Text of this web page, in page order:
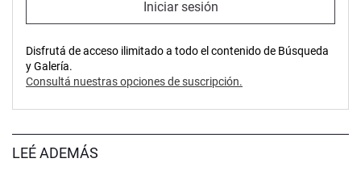
Iniciar sesión
Disfrutá de acceso ilimitado a todo el contenido de Búsqueda
y Galería.
Consultá nuestras opciones de suscripción.
LEÉ ADEMÁS